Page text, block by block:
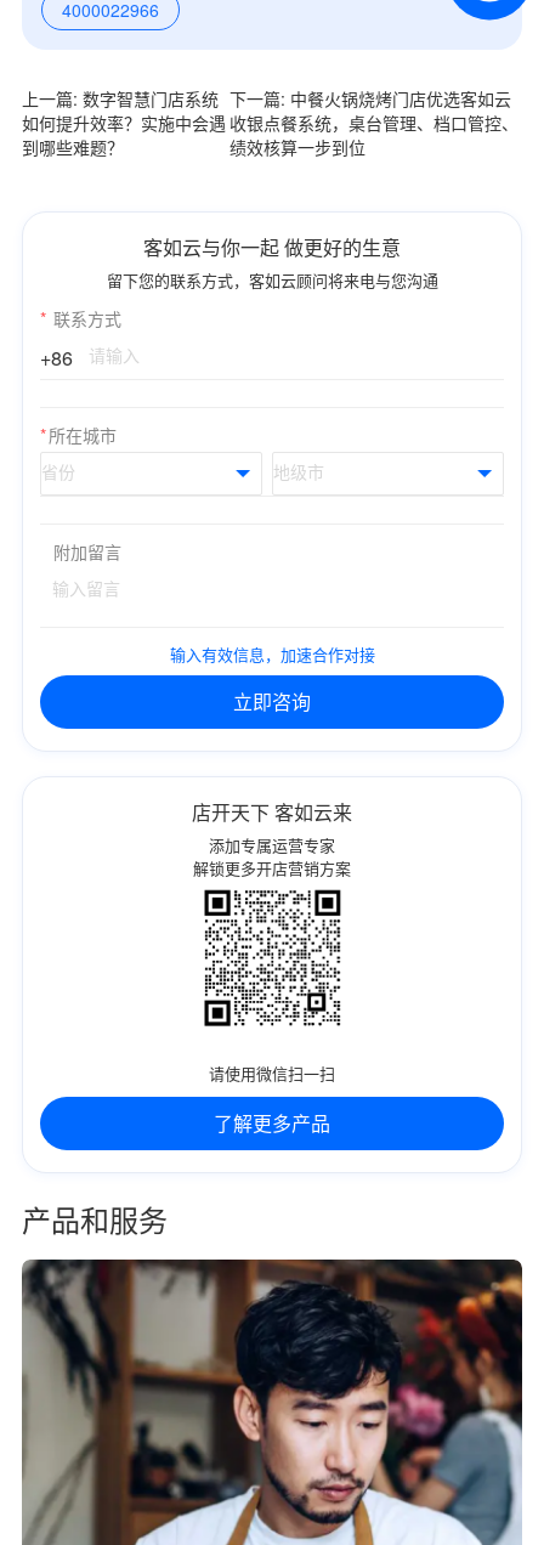
4000022966
上一篇: 数字智慧门店系统
如何提升效率？实施中会遇
到哪些难题？
下一篇: 中餐火锅烧烤门店优选客如云
收银点餐系统，桌台管理、档口管控、
绩效核算一步到位
客如云与你一起 做更好的生意
留下您的联系方式，客如云顾问将来电与您沟通
* 联系方式
+86
*所在城市
附加留言
输入有效信息，加速合作对接
立即咨询
店开天下 客如云来
添加专属运营专家
解锁更多开店营销方案
请使用微信扫一扫
了解更多产品
产品和服务